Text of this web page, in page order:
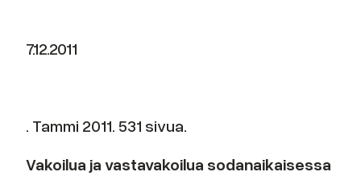
7.12.2011
. Tammi 2011. 531 sivua.
Vakoilua ja vastavakoilua sodanaikaisessa